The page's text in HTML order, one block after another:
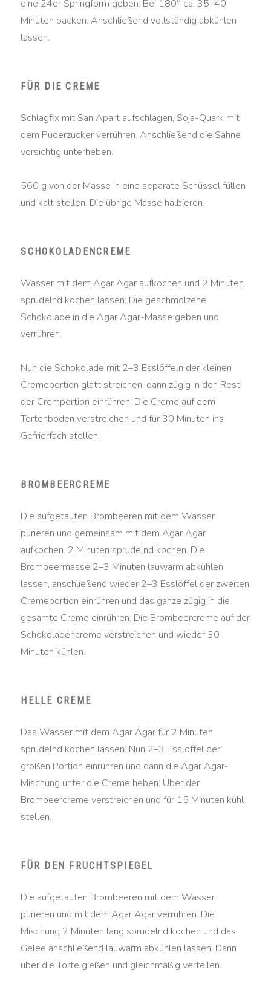
eine 24er Springform geben. Bei 180° ca. 35–40
Minuten backen. Anschließend vollständig abkühlen
lassen.
FÜR DIE CREME
Schlagfix mit San Apart aufschlagen, Soja-Quark mit
dem Puderzucker verrühren. Anschließend die Sahne
vorsichtig unterheben.
560 g von der Masse in eine separate Schüssel füllen
und kalt stellen. Die übrige Masse halbieren.
SCHOKOLADENCREME
Wasser mit dem Agar Agar aufkochen und 2 Minuten
sprudelnd kochen lassen. Die geschmolzene
Schokolade in die Agar Agar-Masse geben und
verrühren.
Nun die Schokolade mit 2–3 Esslöffeln der kleinen
Cremeportion glatt streichen, dann zügig in den Rest
der Cremportion einrühren. Die Creme auf dem
Tortenboden verstreichen und für 30 Minuten ins
Gefrierfach stellen.
BROMBEERCREME
Die aufgetauten Brombeeren mit dem Wasser
pürieren und gemeinsam mit dem Agar Agar
aufkochen. 2 Minuten sprudelnd kochen. Die
Brombeermasse 2–3 Minuten lauwarm abkühlen
lassen, anschließend wieder 2–3 Esslöffel der zweiten
Cremeportion einrühren und das ganze zügig in die
gesamte Creme einrühren. Die Brombeercreme auf der
Schokoladencreme verstreichen und wieder 30
Minuten kühlen.
HELLE CREME
Das Wasser mit dem Agar Agar für 2 Minuten
sprudelnd kochen lassen. Nun 2–3 Esslöffel der
großen Portion einrühren und dann die Agar Agar-
Mischung unter die Creme heben. Über der
Brombeercreme verstreichen und für 15 Minuten kühl
stellen.
FÜR DEN FRUCHTSPIEGEL
Die aufgetauten Brombeeren mit dem Wasser
pürieren und mit dem Agar Agar verrühren. Die
Mischung 2 Minuten lang sprudelnd kochen und das
Gelee anschließend lauwarm abkühlen lassen. Dann
über die Torte gießen und gleichmäßig verteilen.